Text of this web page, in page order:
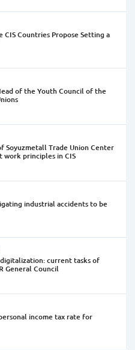
Countries Propose Setting a
of the Youth Council of the
Soyuzmetall Trade Union Center
work principles in CIS
industrial accidents to be
current tasks of
General Council
income tax rate for